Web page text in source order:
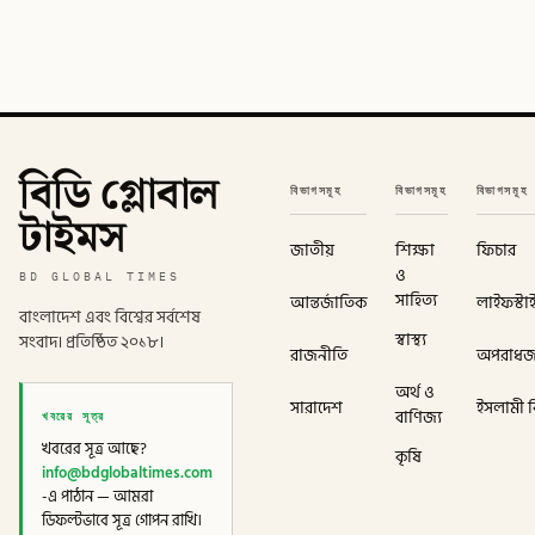
বিডি গ্লোবাল
টাইমস
BD GLOBAL TIMES
বাংলাদেশ এবং বিশ্বের সর্বশেষ
সংবাদ। প্রতিষ্ঠিত ২০১৮।
খবরের সূত্র
খবরের সূত্র আছে?
info@bdglobaltimes.com
-এ পাঠান — আমরা
ডিফল্টভাবে সূত্র গোপন রাখি।
বিভাগসমূহ
জাতীয়
আন্তর্জাতিক
রাজনীতি
সারাদেশ
বিভাগসমূহ
শিক্ষা
ও
সাহিত্য
স্বাস্থ্য
অর্থ ও
বাণিজ্য
কৃষি
বিভাগসমূহ
ফিচার
ইসলামী